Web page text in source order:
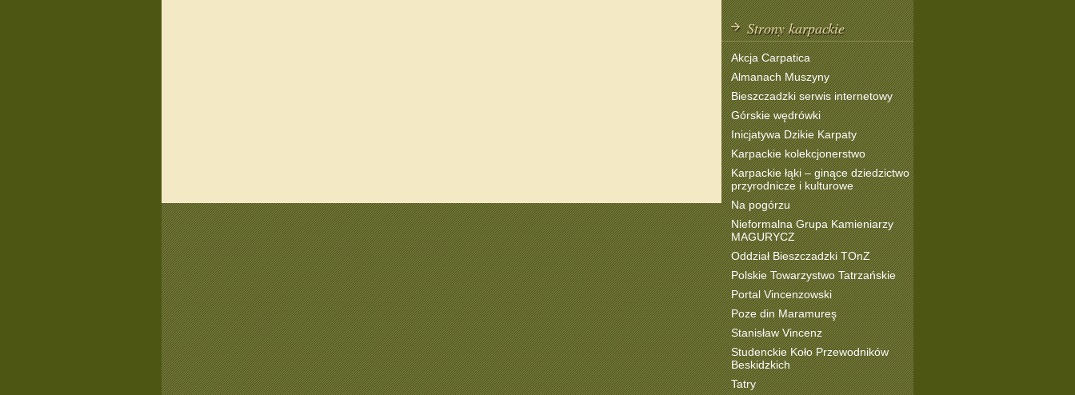
Strony karpackie
Akcja Carpatica
Almanach Muszyny
Bieszczadzki serwis internetowy
Górskie wędrówki
Inicjatywa Dzikie Karpaty
Karpackie kolekcjonerstwo
Karpackie łąki – ginące dziedzictwo
przyrodnicze i kulturowe
Na pogórzu
Nieformalna Grupa Kamieniarzy
MAGURYCZ
Oddział Bieszczadzki TOnZ
Polskie Towarzystwo Tatrzańskie
Portal Vincenzowski
Poze din Maramureş
Stanisław Vincenz
Studenckie Koło Przewodników
Beskidzkich
Tatry